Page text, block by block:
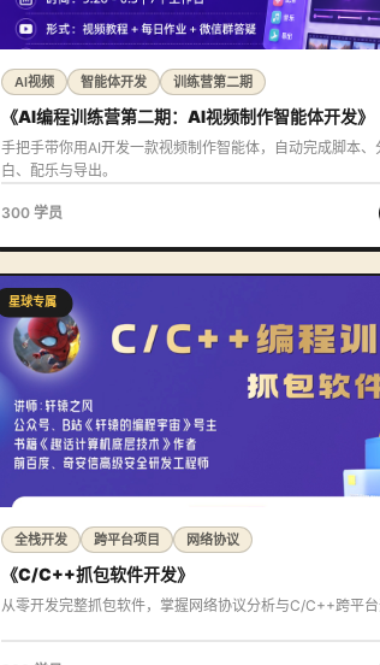
AI视频 智能体开发 训练营第二期
《AI编程训练营第二期：AI视频制作智能体开发》
手把手带你用AI开发一款视频制作智能体，自动完成脚本、
白、配乐与导出。
300 学员
星球专属
全栈开发 跨平台项目 网络协议
《C/C++抓包软件开发》
从零开发完整抓包软件，掌握网络协议分析与C/C++跨平台